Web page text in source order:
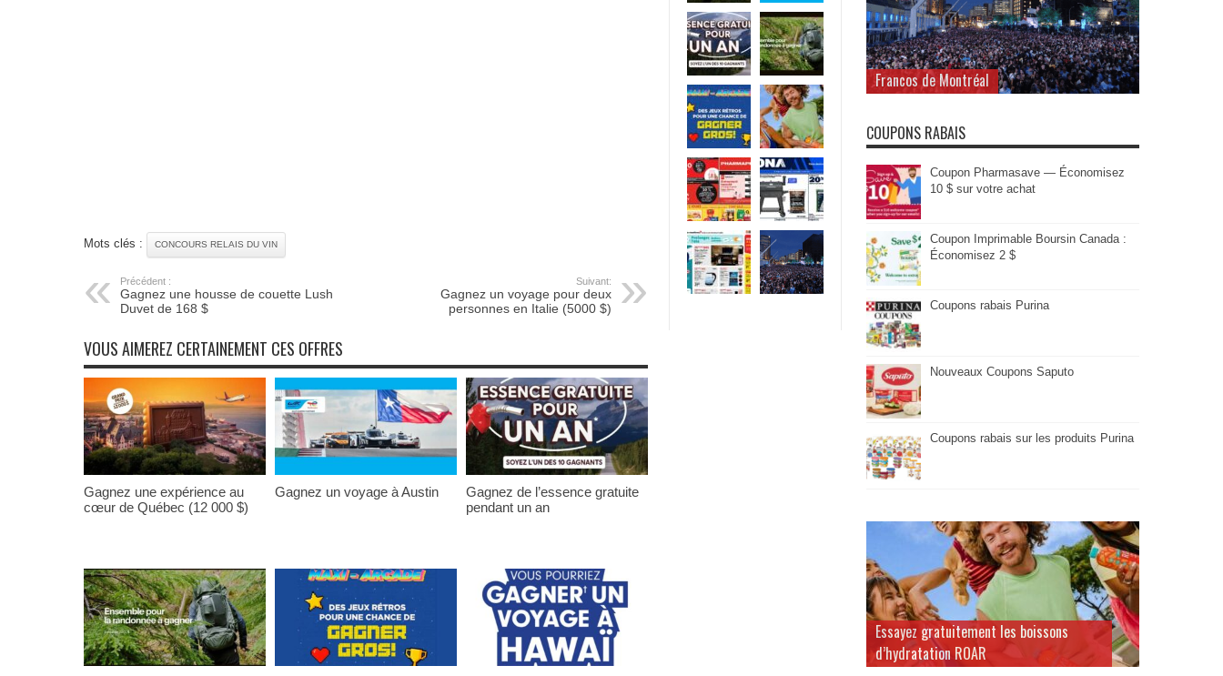
Mots clés : CONCOURS RELAIS DU VIN
Précédent :
Gagnez une housse de couette Lush
Duvet de 168 $
Suivant:
Gagnez un voyage pour deux
personnes en Italie (5000 $)
VOUS AIMEREZ CERTAINEMENT CES OFFRES
Gagnez une expérience au
cœur de Québec (12 000 $)
Gagnez un voyage à Austin
Gagnez de l’essence gratuite
pendant un an
Francos de Montréal
COUPONS RABAIS
Coupon Pharmasave — Économisez
10 $ sur votre achat
Coupon Imprimable Boursin Canada :
Économisez 2 $
Coupons rabais Purina
Nouveaux Coupons Saputo
Coupons rabais sur les produits Purina
Essayez gratuitement les boissons
d’hydratation ROAR